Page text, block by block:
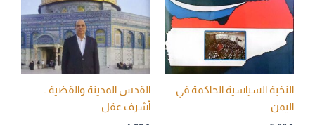
النخبة السياسية الحاكمة في
اليمن
القدس المدينة والقضية ـ
أشرف عقل